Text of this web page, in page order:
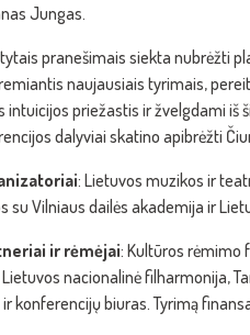
Jungas.
pranešimais siekta nubrėžti
naujausiais tyrimais,
intuicijos priežastis ir žvelgdami
dalyviai skatino apibrėžti
: Lietuvos muzikos ir
su Vilniaus dailės akademija ir
ir rėmėjai: Kultūros rėmimo
nacionalinė filharmonija,
konferencijų biuras. Tyrimą